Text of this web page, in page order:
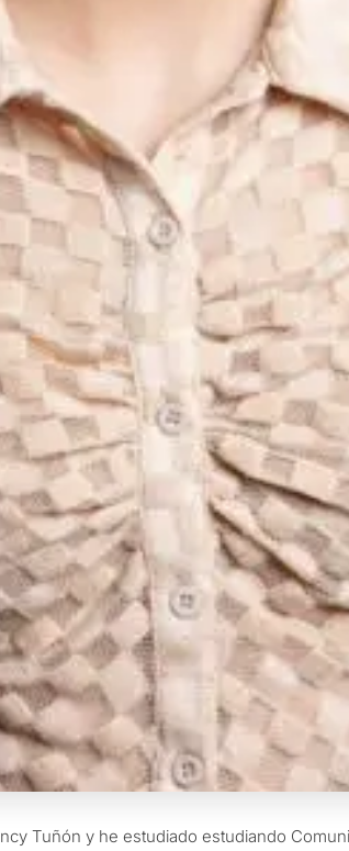
Tuñón y he estudiado estudiando